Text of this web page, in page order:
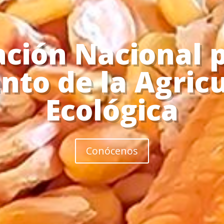
el futuro
agroecología
Noticias y eventos